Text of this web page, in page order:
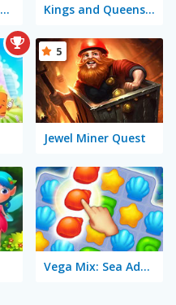
Vega Mix 2: Mystery of Island Kings and Queens Match
Jewel Miner Quest
5
Vega Mix: Sea Adventures